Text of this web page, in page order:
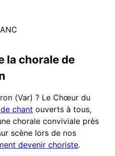
la chorale de
(Var) ? Le Chœur du
chant ouverts à tous,
chorale conviviale près
scène lors de nos
devenir choriste.